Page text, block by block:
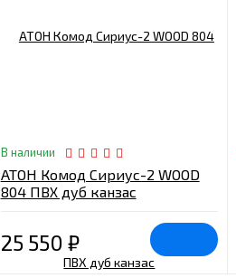
В наличии
АТОН Комод Сириус-2 WOOD
804 ПВХ дуб канзас
25 550 ₽